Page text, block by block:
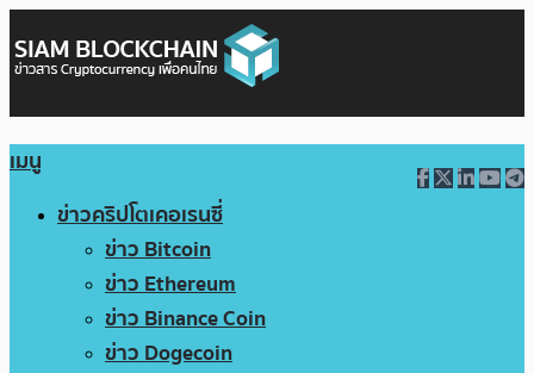
เมนู
ข่าวคริปโตเคอเรนซี่
ข่าว Bitcoin
ข่าว Ethereum
ข่าว Binance Coin
ข่าว Dogecoin